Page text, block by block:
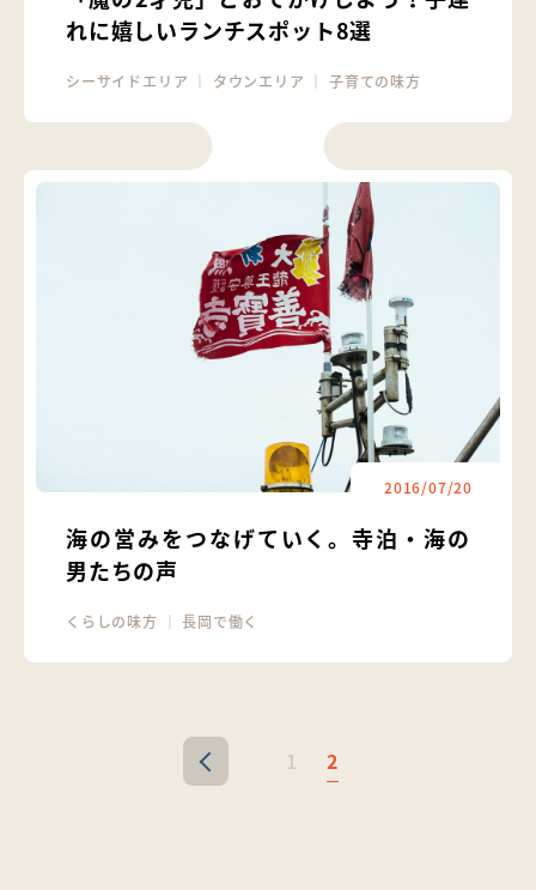
れに嬉しいランチスポット8選
シーサイドエリア ｜ タウンエリア ｜子育ての味方
2016/07/20
海の営みをつなげていく。寺泊・海の
男たちの声
くらしの味方 ｜長岡で働く
< 1 2